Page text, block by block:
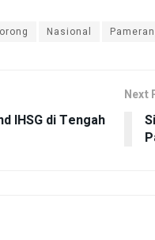
Nasional Pameran
IHSG di Tengah
Next